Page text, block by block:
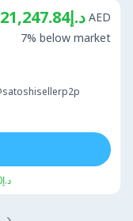
د.إ221,247.84 AED
7% below market
د.إ500 - د.إ500,000